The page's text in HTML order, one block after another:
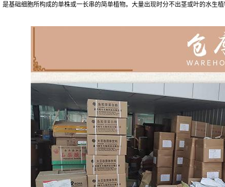
基础细胞所构成的单株或一长串的简单植物。大量出现时分不出茎或叶的水